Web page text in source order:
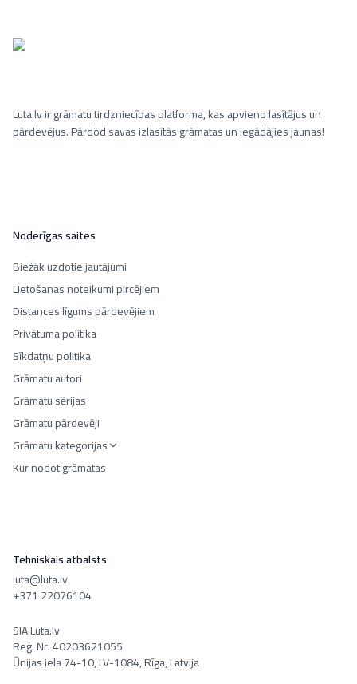
Luta.lv ir grāmatu tirdzniecības platforma, kas apvieno lasītājus un
pārdevējus. Pārdod savas izlasītās grāmatas un iegādājies jaunas!
Noderīgas saites
Biežāk uzdotie jautājumi
Lietošanas noteikumi pircējiem
Distances līgums pārdevējiem
Privātuma politika
Sīkdatņu politika
Grāmatu autori
Grāmatu sērijas
Grāmatu pārdevēji
Grāmatu kategorijas
Kur nodot grāmatas
Tehniskais atbalsts
luta@luta.lv
+371 22076104
SIA Luta.lv
Reģ. Nr. 40203621055
Ūnijas iela 74-10, LV-1084, Rīga, Latvija